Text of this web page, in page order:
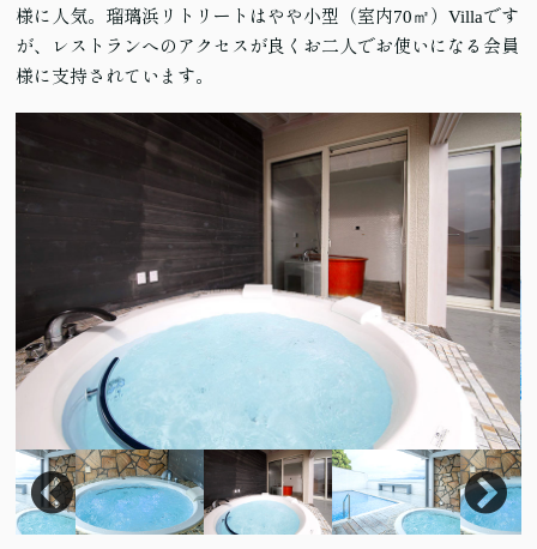
様に人気。瑠璃浜リトリートはやや小型（室内70㎡）Villaです
が、レストランへのアクセスが良くお二人でお使いになる会員
様に支持されています。